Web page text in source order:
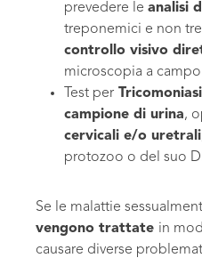
prevedere le analisi
treponemici e non
controllo visivo
microscopia a
Test per Tricomoniasi
campione di urina,
cervicali e/o uretrali
protozoo o del suo
Se le malattie
vengono trattate in
causare diverse